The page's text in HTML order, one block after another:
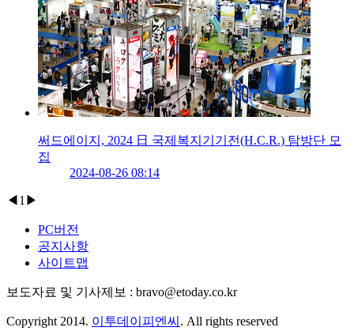
써드에이지, 2024 日 국제복지기기전(H.C.R.) 탐방단 모
집
2024-08-26 08:14
◀ 1 ▶
PC버전
공지사항
사이트맵
보도자료 및 기사제보 : bravo@etoday.co.kr
Copyright 2014. 이투데이피엔씨 . All rights reserved